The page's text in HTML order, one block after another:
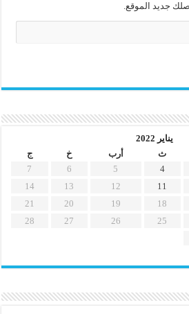
جديد الموقع.
يناير 2022
ث أرب خ
ج
4
5
6
7
11
12
13
14
18
19
20
21
25
26
27
28